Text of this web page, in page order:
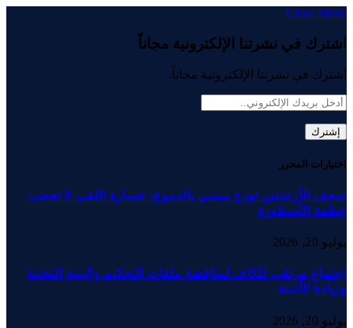
Close Menu
اشترك في نشرتنا الإلكترونية مجاناً
اشترك في نشرتنا الإلكترونية مجاناً.
اختيارات المحرر
صحف الأرجنتين تودع ميسي بالدموع: خسارة اللقب لا تحجب
عظمة الأسطورة
يوليو 20, 2026
اجتماع مرتقب للكاف لمناقشة ملفات التحكيم والبنية التحتية
وزيادة الأندية
يوليو 20, 2026